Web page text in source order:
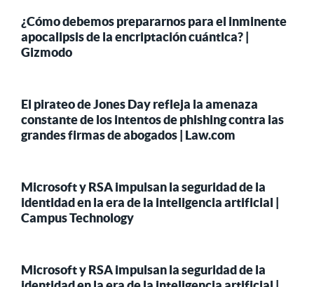
¿Cómo debemos prepararnos para el inminente
apocalipsis de la encriptación cuántica? |
Gizmodo
El pirateo de Jones Day refleja la amenaza
constante de los intentos de phishing contra las
grandes firmas de abogados | Law.com
Microsoft y RSA impulsan la seguridad de la
identidad en la era de la inteligencia artificial |
Campus Technology
Microsoft y RSA impulsan la seguridad de la